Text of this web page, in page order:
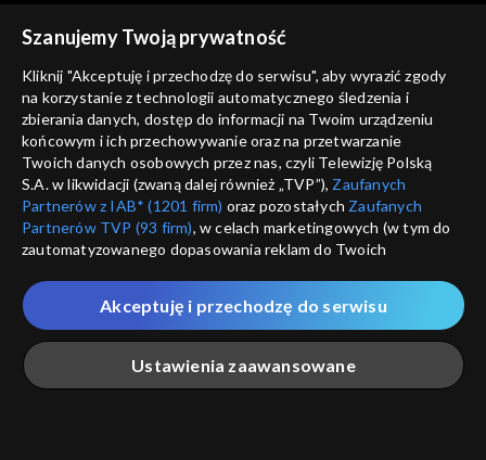
Zakochaj się w Polsce
Słowiński Park Narodowy
Zakochaj się w Polsce
Słupsk
Zakochaj się w Polsce
Węgorzewo
Zakochaj się w Polsce
Narodowe Forum Muzyki we
Wrocławiu
Szanujemy Twoją prywatność
Kliknij "Akceptuję i przechodzę do serwisu", aby wyrazić zgody
na korzystanie z technologii automatycznego śledzenia i
zbierania danych, dostęp do informacji na Twoim urządzeniu
końcowym i ich przechowywanie oraz na przetwarzanie
Twoich danych osobowych przez nas, czyli Telewizję Polską
S.A. w likwidacji (zwaną dalej również „TVP”), Zaufanych
Partnerów z IAB* (1201 firm) oraz pozostałych Zaufanych
Partnerów TVP (93 firm), w celach marketingowych (w tym do
zautomatyzowanego dopasowania reklam do Twoich
które wskazujemy poniżej, a także zgody na udostępnianie
przez nas identyfikatora PPID do Google.
Twoje dane osobowe zbierane podczas odwiedzania przez
Ciebie naszych
poszczególnych serwisówzwanych dalej
„Portalem”, w tym informacje zapisywane za pomocą
Ustawienia zaawansowane
Akceptuję i przechodzę do serwisu